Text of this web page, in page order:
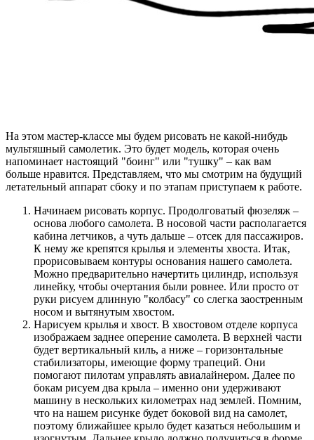
На этом мастер-классе мы будем рисовать не какой-нибудь
мультяшный самолетик. Это будет модель, которая очень
напоминает настоящий "боинг" или "тушку" – как вам
больше нравится. Представляем, что мы смотрим на будущий
летательный аппарат сбоку и по этапам приступаем к работе.
Начинаем рисовать корпус. Продолговатый фюзеляж –
основа любого самолета. В носовой части располагается
кабина летчиков, а чуть дальше – отсек для пассажиров.
К нему же крепятся крылья и элементы хвоста. Итак,
прорисовываем контуры основания нашего самолета.
Можно предварительно начертить цилиндр, используя
линейку, чтобы очертания были ровнее. Или просто от
руки рисуем длинную "колбасу" со слегка заостренным
носом и вытянутым хвостом.
Нарисуем крылья и хвост. В хвостовом отделе корпуса
изображаем заднее оперение самолета. В верхней части
будет вертикальный киль, а ниже – горизонтальные
стабилизаторы, имеющие форму трапеций. Они
помогают пилотам управлять авиалайнером. Далее по
бокам рисуем два крыла – именно они удерживают
машину в нескольких километрах над землей. Помним,
что на нашем рисунке будет боковой вид на самолет,
поэтому ближайшее крыло будет казаться небольшим и